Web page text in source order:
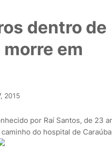
dentro de
em
2015
por Raí Santos, de 23
do hospital de